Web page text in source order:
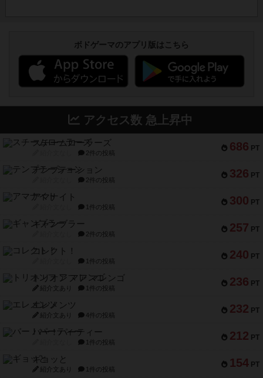
ボドゲーマのアプリ版はこちら
アクセス数 急上昇中
686 PT
スチームローラーズ
2件の投稿
326 PT
テンプテーション
2件の投稿
300 PT
アマナイト
1件の投稿
257 PT
ギャンブラー
2件の投稿
240 PT
コレクト！
1件の投稿
236 PT
トリオンフ ア マレンゴ
紹介文あり 1件の投稿
232 PT
エレメンツ
紹介文あり 4件の投稿
212 PT
バー！パーティー
1件の投稿
154 PT
ギョッと
紹介文あり 1件の投稿